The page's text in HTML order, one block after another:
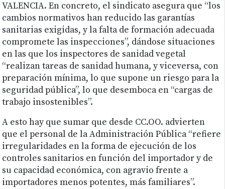
VALENCIA. En concreto, el sindicato asegura que “los
cambios normativos han reducido las garantías
sanitarias exigidas, y la falta de formación adecuada
compromete las inspecciones”, dándose situaciones
en las que los inspectores de sanidad vegetal
“realizan tareas de sanidad humana, y viceversa, con
preparación mínima, lo que supone un riesgo para la
seguridad pública”, lo que desemboca en “cargas de
trabajo insostenibles”.
A esto hay que sumar que desde CC.OO. advierten
que el personal de la Administración Pública “refiere
irregularidades en la forma de ejecución de los
controles sanitarios en función del importador y de
su capacidad económica, con agravio frente a
importadores menos potentes, más familiares”.